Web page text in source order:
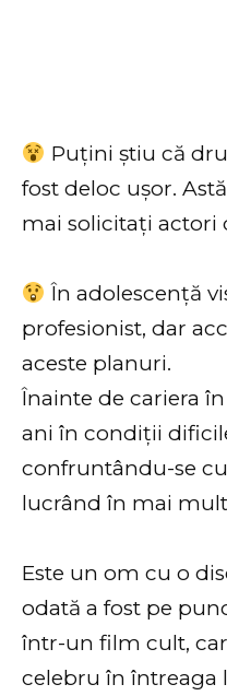
Puțini știu că
fost deloc ușor.
mai solicitați actori
În adolescență
profesionist, dar
aceste planuri.
Înainte de cariera
ani în condiții
confruntându-se
lucrând în mai
Este un om cu o
odată a fost pe
într-un film cult,
celebru în întreaga